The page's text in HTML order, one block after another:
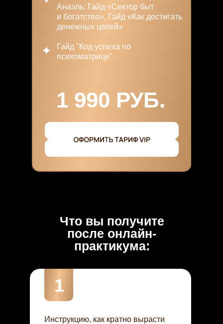
Анаэль: Гайд «Сектор быт
и богатство», Гайд «Как достигать
денежных целей»
Гайд "Код успеха по
психоматрице"
1 990 РУБ.
Что вы получите
после онлайн-
практикума:
1
Инструкцию, как кратно вырасти